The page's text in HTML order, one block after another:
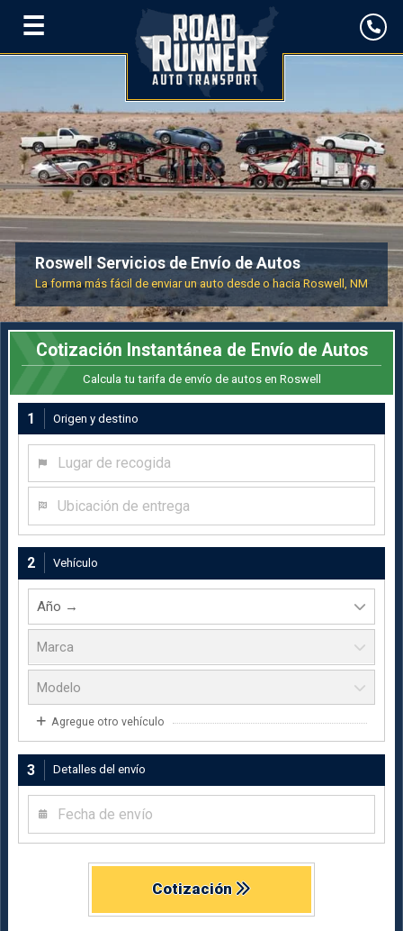
☰
Roswell Servicios de Envío de Autos
La forma más fácil de enviar un auto desde o hacia Roswell, NM
Cotización Instantánea de Envío de Autos
Calcula tu tarifa de envío de autos en Roswell
1 Origen y destino
2 Vehículo
Agregue otro vehículo
3 Detalles del envío
Cotización